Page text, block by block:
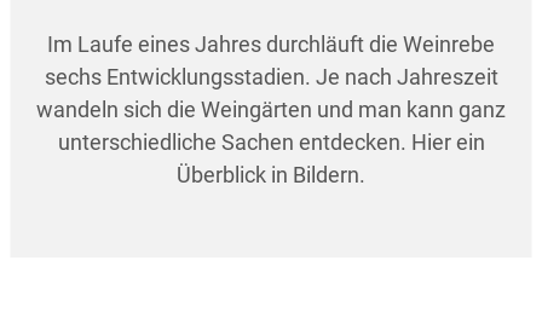
Im Laufe eines Jahres durchläuft die Weinrebe
sechs Entwicklungsstadien. Je nach Jahreszeit
wandeln sich die Weingärten und man kann ganz
unterschiedliche Sachen entdecken. Hier ein
Überblick in Bildern.